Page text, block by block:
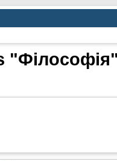
"Філософія"